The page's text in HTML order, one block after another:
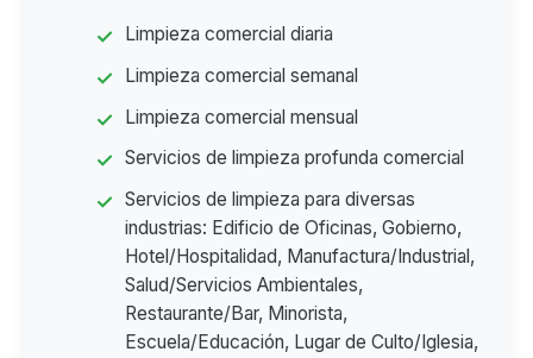
Limpieza comercial diaria
Limpieza comercial semanal
Limpieza comercial mensual
Servicios de limpieza profunda comercial
Servicios de limpieza para diversas
industrias: Edificio de Oficinas, Gobierno,
Hotel/Hospitalidad, Manufactura/Industrial,
Salud/Servicios Ambientales,
Restaurante/Bar, Minorista,
Escuela/Educación, Lugar de Culto/Iglesia,